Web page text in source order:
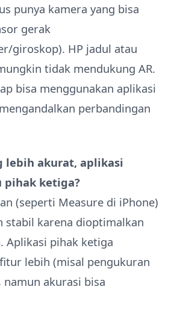
punya kamera yang bisa
gerak
giroskop). HP jadul atau
tidak mendukung AR.
bisa menggunakan aplikasi
perbandingan
lebih akurat, aplikasi
pihak ketiga?
(seperti Measure di iPhone)
stabil karena dioptimalkan
Aplikasi pihak ketiga
lebih (misal pengukuran
akurasi bisa